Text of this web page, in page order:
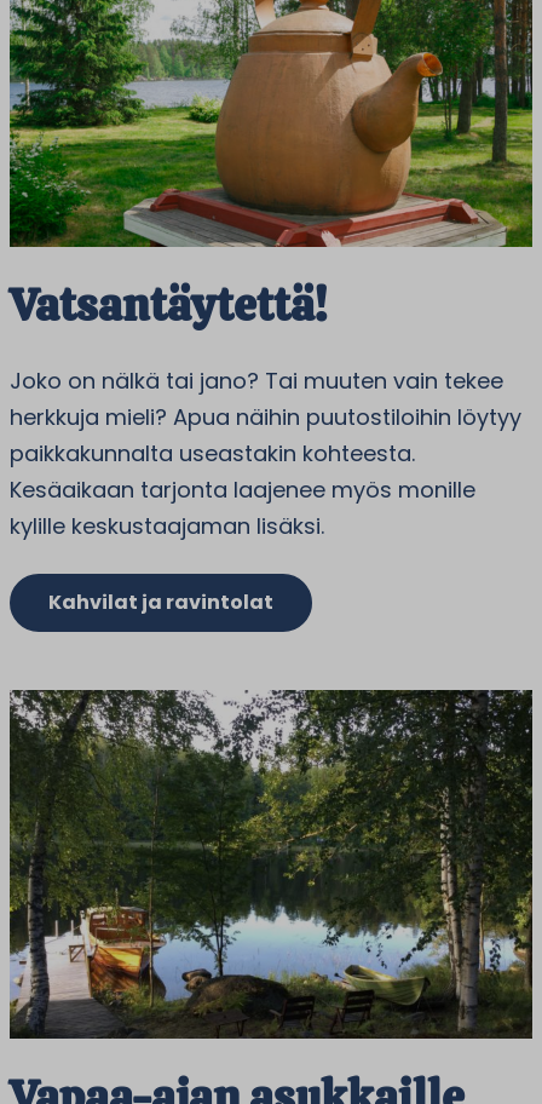
Vatsantäytettä!
Joko on nälkä tai jano? Tai muuten vain tekee
herkkuja mieli? Apua näihin puutostiloihin löytyy
paikkakunnalta useastakin kohteesta.
Kesäaikaan tarjonta laajenee myös monille
kylille keskustaajaman lisäksi.
Kahvilat ja ravintolat